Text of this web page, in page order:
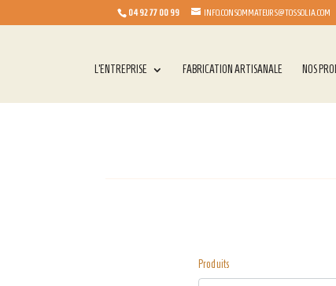
04 92 77 00 99 INFO.CONSOMMATEURS@TOSSOLIA.COM
L’ENTREPRISE FABRICATION ARTISANALE NOS
Produits